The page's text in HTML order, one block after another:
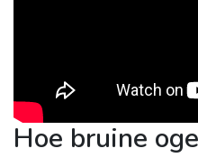
Hoe bruine